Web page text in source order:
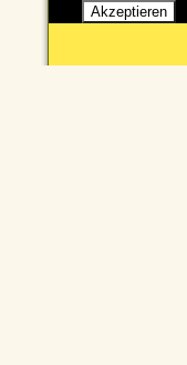
Akzeptieren